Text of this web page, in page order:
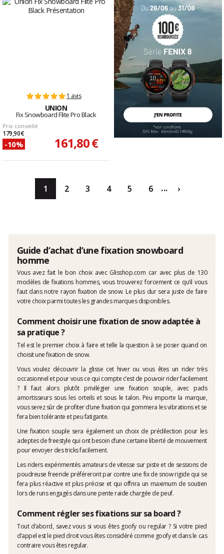
1 avis
UNION
Fix Snowboard Flite Pro Black
Prix conseillé
179,90 €
-10% 161,80 €
1 2 3 4 5 6 ... ›
Guide d’achat d’une fixation snowboard
homme
Vous avez fait le bon choix avec Glisshop.com car avec plus de 130
modèles de fixations hommes, vous trouverez forcement ce qu’il vous
faut dans notre rayon fixation de snow. Le plus dur sera juste de faire
votre choix parmi toutes les grandes marques disponibles.
Comment choisir une fixation de snow adaptée à
sa pratique ?
Tel est le premier choix à faire et telle la question à se poser quand on
choisit une fixation de snow.
Vous voulez découvrir la glisse cet hiver ou vous êtes un rider très
occasionnel et pour vous ce qui compte c’est de pouvoir rider facilement
? Il faut alors plutôt privilégier une fixation souple, avec pads
amortisseurs sous les orteils et sous le talon. Peu importe la marque,
vous serez sûr de profiter d’une fixation qui gommera les vibrations et se
fera bien tolérante et peu fatigante.
Une fixation souple sera également un choix de prédilection pour les
adeptes de freestyle qui ont besoin d’une certaine liberté de mouvement
pour envoyer des tricks facilement.
Les riders expérimentés amateurs de vitesse sur piste et de sessions de
poudreuse freeride préféreront par contre une fix de snow rigide qui se
fera plus réactive et plus précise et qui offrira un maximum de soutien
lors de runs engagés dans une pente raide chargée de peuf.
Comment régler ses fixations sur sa board ?
Tout d’abord, savez vous si vous êtes goofy ou regular ? Si votre pied
d’appel est le pied droit vous êtes considéré comme goofy et dans le cas
contraire vous êtes regular.